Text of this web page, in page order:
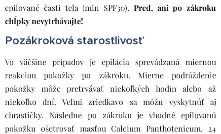
epilované časti tela (min SPF30). Pred, ani po zákroku
chĺpky nevytrhávajte!
Pozákroková starostlivosť
Vo väčšine prípadov je epilácia sprevádzaná miernou
reakciou pokožky po zákroku. Mierne podráždenie
pokožky môže pretrvávať niekoľkých hodín alebo až
niekoľko dní. Veľmi zriedkavo sa môžu vyskytnúť aj
chrastičky. Následne po zákroku je vhodné epilovanú
pokožku ošetrovať masťou Calcium Panthotenicum. 24